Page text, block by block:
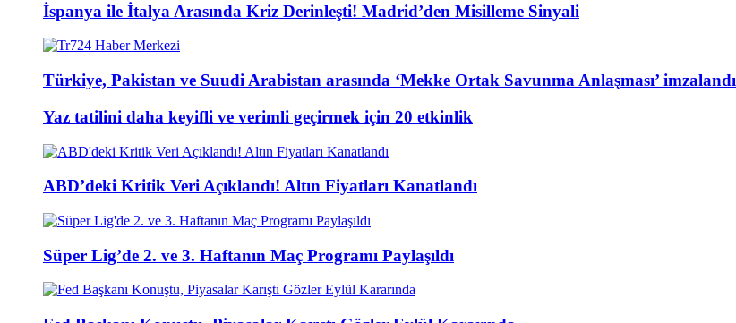
İspanya ile İtalya Arasında Kriz Derinleşti! Madrid’den Misilleme Sinyali
Türkiye, Pakistan ve Suudi Arabistan arasında ‘Mekke Ortak Savunma Anlaşması’ imzalandı
Yaz tatilini daha keyifli ve verimli geçirmek için 20 etkinlik
ABD’deki Kritik Veri Açıklandı! Altın Fiyatları Kanatlandı
Süper Lig’de 2. ve 3. Haftanın Maç Programı Paylaşıldı